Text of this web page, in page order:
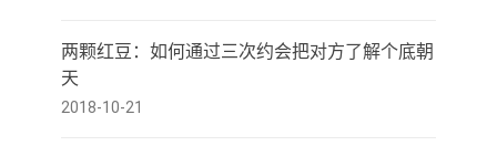
两颗红豆：如何通过三次约会把对方了解个底朝
天
2018-10-21